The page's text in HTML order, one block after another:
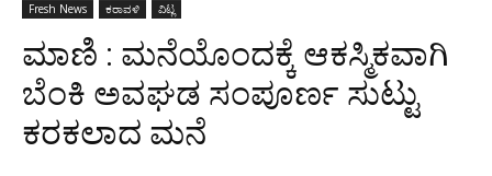
Fresh News ಕರಾವಳಿ ವಿಟ್ಲ
ಮಾಣಿ : ಮನೆಯೊಂದಕ್ಕೆ ಆಕಸ್ಮಿಕವಾಗಿ
ಬೆಂಕಿ ಅವಘಡ ಸಂಪೂರ್ಣ ಸುಟ್ಟು
ಕರಕಲಾದ ಮನೆ